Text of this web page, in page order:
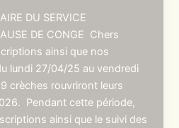
DU SERVICE
DE CONGE Chers
ainsi que nos
lundi 27/04/25 au vendredi
crèches rouvriront leurs
Pendant cette période,
ainsi que le suivi des